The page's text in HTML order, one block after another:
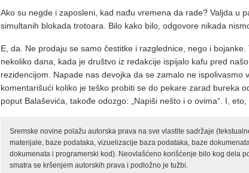
Ako su negde i zaposleni, kad nađu vremena da rade? Valjda u
simultanih blokada trotoara. Bilo kako bilo, odgovore nikada
E, da. Ne prodaju se samo čestitke i razglednice, nego i
nekoliko dana, kada je društvo iz redakcije ispijalo kafu pred
rezidencijom. Napade nas devojka da se zamalo ne ispolivasmo
komentarišući koliko je teško probiti se do pekare zarad bureka
poput Balaševića, takođe odozgo: „Napiši nešto i o ovima“. I, eto,
Sremske novine polažu autorska prava na sve vlastite sadržaje
materijale, baze podataka, vizuelizacije baza podataka, baze
dokumenata i programerski kod). Neovlašćeno korišćenje bilo kog dela
smatra se kršenjem autorskih prava i podložno je tužbi.